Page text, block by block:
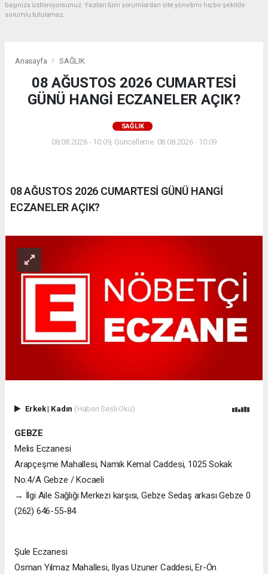
başınıza üstleniyorsunuz. Yazılan tüm yorumlardan site yönetimi hiçbir şekilde
sorumlu tutulamaz.
Anasayfa SAĞLIK
08 AĞUSTOS 2026 CUMARTESİ
GÜNÜ HANGİ ECZANELER AÇIK?
SAĞLIK
08.08.2026 - 10:09, Güncelleme: 08.08.2026 - 10:09
08 AĞUSTOS 2026 CUMARTESİ GÜNÜ HANGİ
ECZANELER AÇIK?
Erkek| Kadın (Haberi Sesli Oku)
GEBZE
Melis Eczanesi
Arapçeşme Mahallesi, Namık Kemal Caddesi, 1025 Sokak
No:4/A Gebze / Kocaeli
→ İlgi Aile Sağlığı Merkezi karşısı, Gebze Sedaş arkası Gebze 0
(262) 646-55-84
Şule Eczanesi
Osman Yılmaz Mahallesi, Ilyas Uzuner Caddesi, Er-Ön